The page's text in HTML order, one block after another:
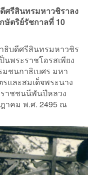
ศรีสินทรมหาวชิราลง
ษัตริย์รัชกาลที่ 10
บดีศรีสินทรมหาวชิร
นพระราชโอรสเพียง
มชนกาธิเบศร มหา
และสมเด็จพระนาง
าชชนนีพันปีหลวง
าคม พ.ศ. 2495 ณ